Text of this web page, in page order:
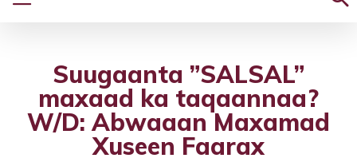
Suugaanta ”SALSAL”
maxaad ka taqaannaa?
W/D: Abwaaan Maxamad
Xuseen Faarax